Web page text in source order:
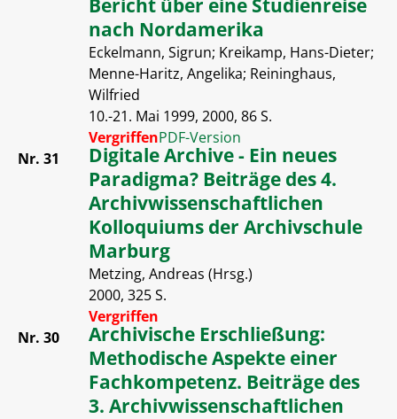
Bericht über eine Studienreise
nach Nordamerika
Eckelmann, Sigrun; Kreikamp, Hans-Dieter;
Menne-Haritz, Angelika; Reininghaus,
Wilfried
10.-21. Mai 1999, 2000, 86 S.
VergriffenPDF-Version
Nr. 31
Digitale Archive - Ein neues
Paradigma? Beiträge des 4.
Archivwissenschaftlichen
Kolloquiums der Archivschule
Marburg
Metzing, Andreas (Hrsg.)
2000, 325 S.
Vergriffen
Nr. 30
Archivische Erschließung:
Methodische Aspekte einer
Fachkompetenz. Beiträge des
3. Archivwissenschaftlichen